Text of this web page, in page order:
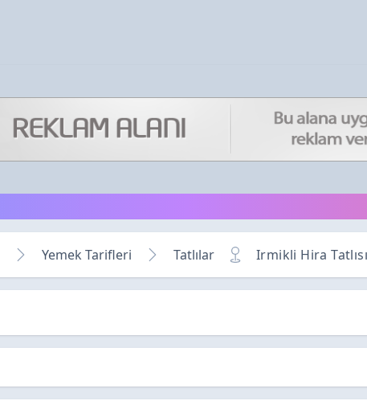
Yemek Tarifleri Tatlılar Irmikli Hira Tatlısı